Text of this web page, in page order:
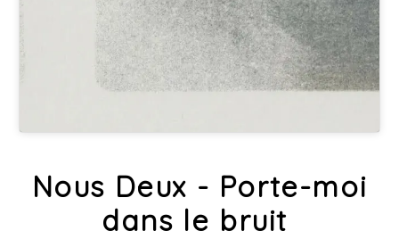
Nous Deux - Porte-moi
dans le bruit